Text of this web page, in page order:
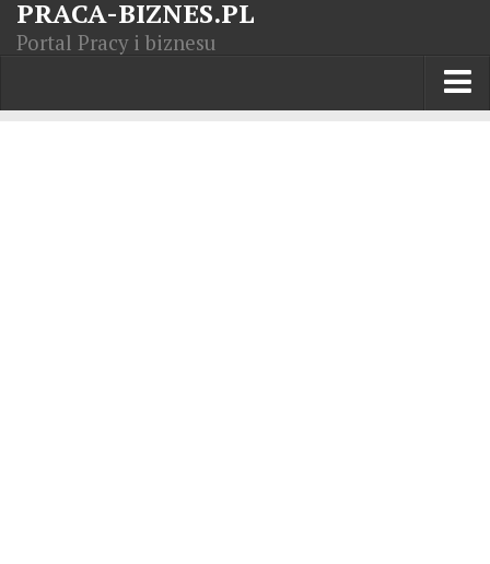
PRACA-BIZNES.PL
Portal Pracy i biznesu